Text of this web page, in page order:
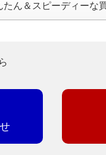
たん＆スピーディーな